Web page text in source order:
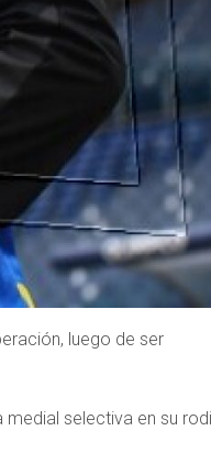
luego de ser
selectiva en su